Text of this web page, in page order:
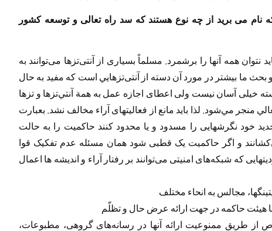
نام می برید از چه نوع هستند که سد راه تعالی و توسعه کشور
همه آنها را برشمرد. مسلماً بسیاری از آنتی‌تزها می‌توانند به
ما بیشتر در مورد آن دسته از آنتی‌تزهايي است که مفید به حال
خیلی آسان نیست ولی اعطای اجازه عمل به همة آنتي‌تزها و تزها
منجر مي‌شود. لذا بايد مانع از فعالیتهای آراء مخالف نشد. بعبارت
خود نگرشهایی را مسدود و یا محدود کنند حاکميت را به حالت
و اگر حاکمیت یک قطبی شود همان مسئله عدم تفکیک قوا
که شبکه‌های امنیتی می‌توانند بر رفتار آراء و اندیشه ها اعمال
از طریق ممنوعیت ارائه آنها در رسانه‌های گروهی، مطبوعات،